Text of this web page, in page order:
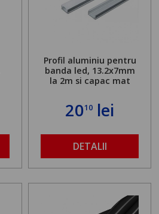
Profil aluminiu pentru
banda led, 13.2x7mm
la 2m si capac mat
2010 lei
DETALII